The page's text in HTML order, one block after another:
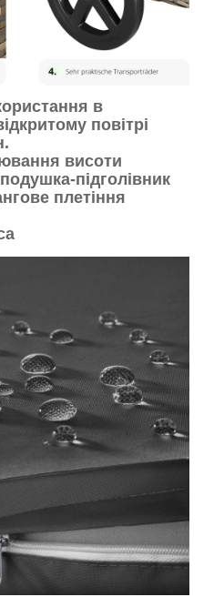
в
повітрі
висоти
підголівник
плетіння